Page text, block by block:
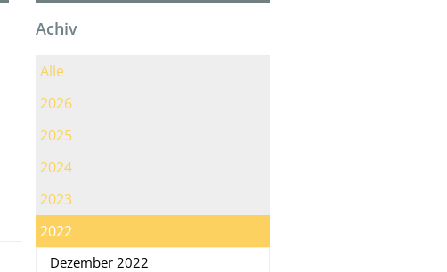
Achiv
Alle
2026
2025
2024
2023
2022
Dezember 2022